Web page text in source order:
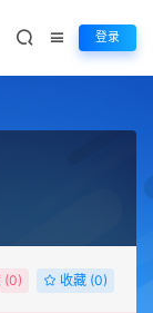
登录
(0) 收藏 (0)